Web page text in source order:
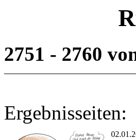
2751 - 2760
Ergebnisseiten: